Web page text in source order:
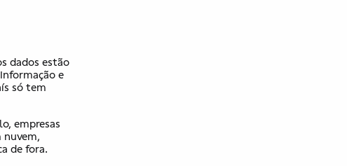
dados estão
e
só tem
empresas
nuvem,
de fora.